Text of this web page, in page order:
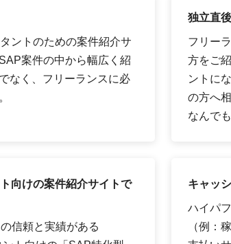
ントのための案件紹介サ
案件の中から幅広く紹
なく、フリーランスに必
独立直
フリー
方をご
ントに
の方へ
なんで
向けの案件紹介サイトで
信頼と実績がある
キャッ
ハイパ
（例：